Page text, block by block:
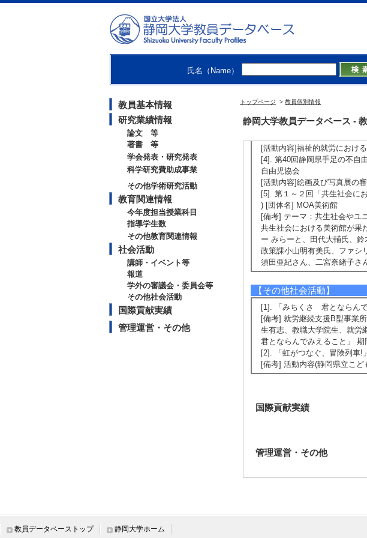
氏名（Name）
教員基本情報
研究業績情報
論文 等
著書 等
学会発表・研究発表
科学研究費助成事業
その他学術研究活動
教育関連情報
今年度担当授業科目
指導学生数
その他教育関連情報
社会活動
講師・イベント等
報道
学外の審議会・委員会等
その他社会活動
国際貢献実績
管理運営・その他
トップページ > 教員個別情報
静岡大学教員データベース -
[備考] 大分合同新聞
[4]. 新聞 掛川 光のオブジェ
【学外の審議会・委員会等
[1]. 第41回静岡県手足の不
[2]. みらーと協力委員 （2025
[3]. 福祉的就労における工賃
[活動内容]福祉的就労におけ
[4]. 第40回静岡県手足の不自
自由児協会
[活動内容]絵画及び写真展の
[5]. 第１～２回「共生社会に
) [団体名] MOA美術館
[備考] テーマ：共生社会やユ
共生社会における美術館が果
ー みらーと、田代大輔氏、
政策課小山明有美氏、ファシ
須田亜紀さん、二宮奈緒子さ
【その他社会活動】
[1]. 「みちくさ 君とならん
[備考] 就労継続支援B型事業
生有志、教職大学院生、就労
君とならんでみえること」
[2]. 「虹がつなぐ、冒険列車!
[備考] 活動内容(静岡県立こ
国際貢献実績
管理運営・その他
教員データベーストップ 静岡大学ホーム